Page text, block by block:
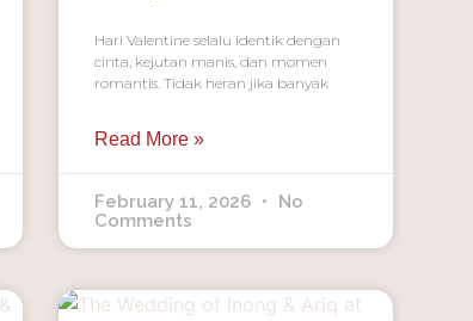
Hari Valentine selalu identik dengan
cinta, kejutan manis, dan momen
romantis. Tidak heran jika banyak
Read More »
February 11, 2026
No
Comments